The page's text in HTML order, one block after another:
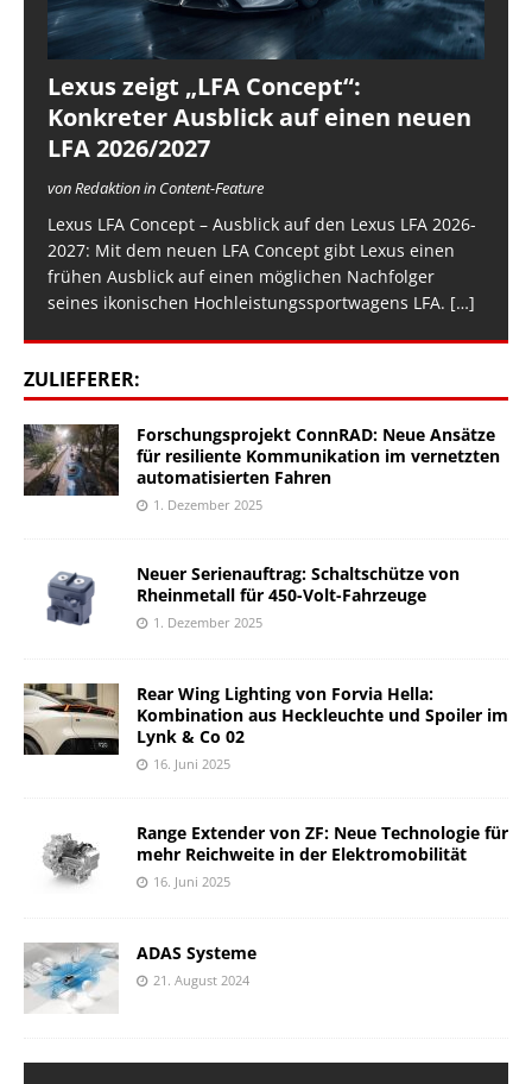
Lexus zeigt „LFA Concept“:
Konkreter Ausblick auf einen neuen
LFA 2026/2027
von Redaktion in Content-Feature
Lexus LFA Concept – Ausblick auf den Lexus LFA 2026-
2027: Mit dem neuen LFA Concept gibt Lexus einen
frühen Ausblick auf einen möglichen Nachfolger
seines ikonischen Hochleistungssportwagens LFA. […]
ZULIEFERER:
Forschungsprojekt ConnRAD: Neue Ansätze
für resiliente Kommunikation im vernetzten
automatisierten Fahren
1. Dezember 2025
Neuer Serienauftrag: Schaltschütze von
Rheinmetall für 450-Volt-Fahrzeuge
1. Dezember 2025
Rear Wing Lighting von Forvia Hella:
Kombination aus Heckleuchte und Spoiler im
Lynk & Co 02
16. Juni 2025
Range Extender von ZF: Neue Technologie für
mehr Reichweite in der Elektromobilität
16. Juni 2025
ADAS Systeme
21. August 2024